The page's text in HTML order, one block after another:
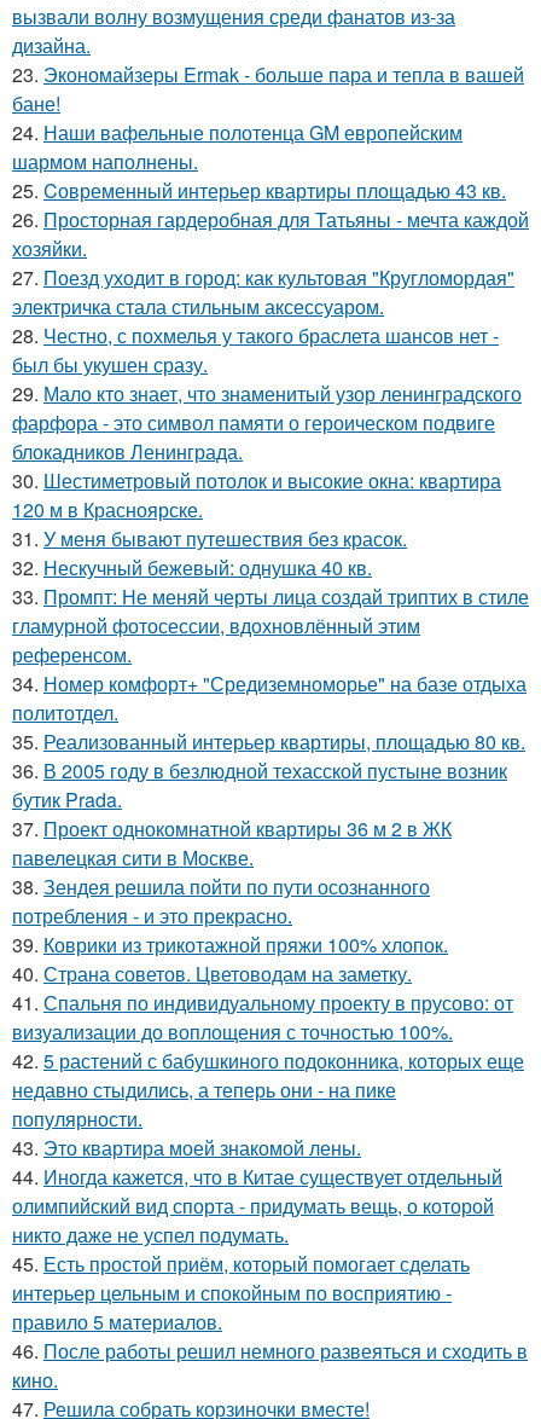
вызвали волну возмущения среди фанатов из-за
дизайна.
23. Экономайзеры Ermak - больше пара и тепла в вашей
бане!
24. Наши вафельные полотенца GM европейским
шармом наполнены.
25. Cовременный интерьер квартиры площадью 43 кв.
26. Просторная гардеробная для Татьяны - мечта каждой
хозяйки.
27. Поезд уходит в город: как культовая "Кругломордая"
электричка стала стильным аксессуаром.
28. Честно, с похмелья у такого браслета шансов нет -
был бы укушен сразу.
29. Мало кто знает, что знаменитый узор ленинградского
фарфора - это символ памяти о героическом подвиге
блокадников Ленинграда.
30. Шестиметровый потолок и высокие окна: квартира
120 м в Красноярске.
31. У меня бывают путешествия без красок.
32. Нескучный бежевый: однушка 40 кв.
33. Промпт: Не меняй черты лица создай триптих в стиле
гламурной фотосессии, вдохновлённый этим
референсом.
34. Номер комфорт+ "Средиземноморье" на базе отдыха
политотдел.
35. Реализованный интерьер квартиры, площадью 80 кв.
36. В 2005 году в безлюдной техасской пустыне возник
бутик Prada.
37. Проект однокомнатной квартиры 36 м 2 в ЖК
павелецкая сити в Москве.
38. Зендея решила пойти по пути осознанного
потребления - и это прекрасно.
39. Коврики из трикотажной пряжи 100% хлопок.
40. Страна советов. Цветоводам на заметку.
41. Спальня по индивидуальному проекту в прусово: от
визуализации до воплощения с точностью 100%.
42. 5 растений с бабушкиного подоконника, которых еще
недавно стыдились, а теперь они - на пике
популярности.
43. Это квартира моей знакомой лены.
44. Иногда кажется, что в Китае существует отдельный
олимпийский вид спорта - придумать вещь, о которой
никто даже не успел подумать.
45. Есть простой приём, который помогает сделать
интерьер цельным и спокойным по восприятию -
правило 5 материалов.
46. После работы решил немного развеяться и сходить в
кино.
47. Решила собрать корзиночки вместе!